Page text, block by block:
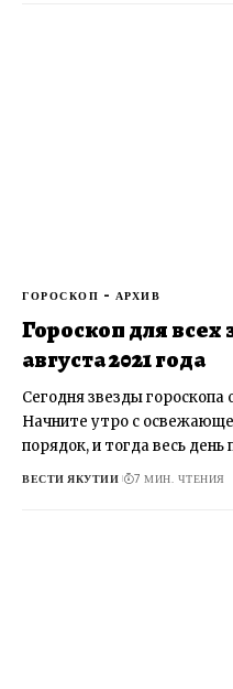
ГОРОСКОП - АРХИВ
Гороскоп для всех
августа 2021 года
Сегодня звезды
Начните утро с
порядок, и тогда весь
ВЕСТИ ЯКУТИИ 7 МИН. ЧТЕНИЯ